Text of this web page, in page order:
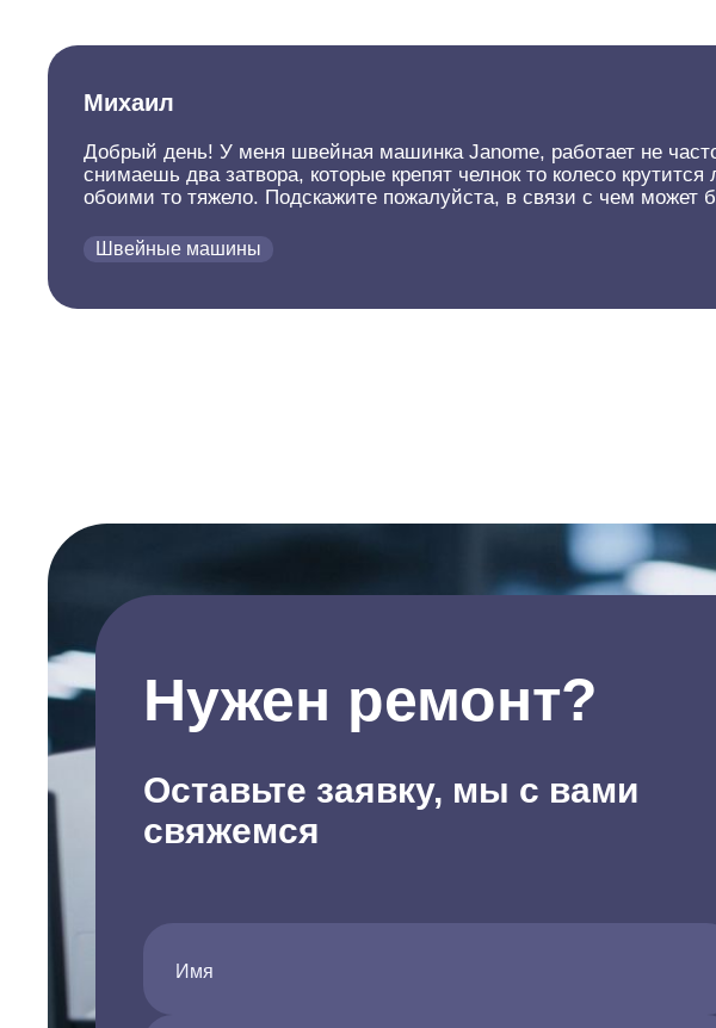
Михаил
Добрый день! У меня швейная машинка Janome, работает не
снимаешь два затвора, которые крепят челнок то колесо
обоими то тяжело. Подскажите пожалуйста, в связи с чем может
Швейные машины
Нужен ремонт?
Оставьте заявку, мы с вами
свяжемся
Имя